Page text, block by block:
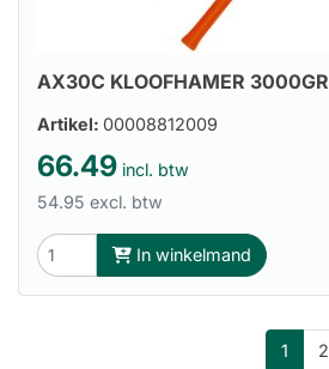
AX30C KLOOFHAMER 3000GR
Artikel: 00008812009
66.49 incl. btw
54.95 excl. btw
In winkelmand
1 2